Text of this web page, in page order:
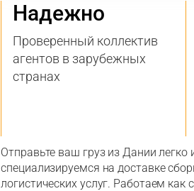
Надежно
Проверенный коллектив
агентов в зарубежных
странах
Отправьте ваш груз из Дании
специализируемся на доставке
логистических услуг. Работаем